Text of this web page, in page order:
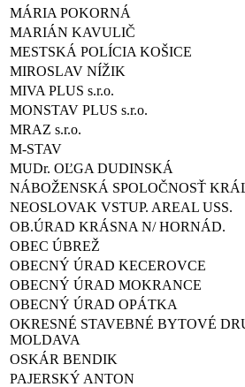
MÁRIA POKORNÁ
MARIÁN KAVULIČ
MESTSKÁ POLÍCIA KOŠICE
MIROSLAV NÍŽIK
MIVA PLUS s.r.o.
MONSTAV PLUS s.r.o.
MRAZ s.r.o.
M-STAV
MUDr. OĽGA DUDINSKÁ
NÁBOŽENSKÁ SPOLOČNOSŤ
NEOSLOVAK VSTUP. AREAL USS.
OB.ÚRAD KRÁSNA N/ HORNÁD.
OBEC ÚBREŽ
OBECNÝ ÚRAD KECEROVCE
OBECNÝ ÚRAD MOKRANCE
OBECNÝ ÚRAD OPÁTKA
OKRESNÉ STAVEBNÉ BYTOVÉ
MOLDAVA
OSKÁR BENDIK
PAJERSKÝ ANTON